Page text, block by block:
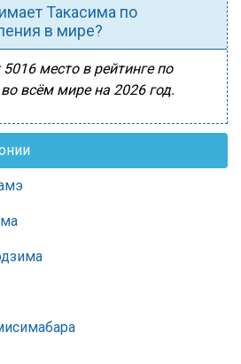
Такасима по
в мире?
место в рейтинге по
всём мире на 2026 год.